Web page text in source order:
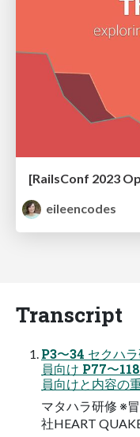
eileencodes
Transcript
P3〜34 セクハ
員向け P77〜
員向けと内容の
マタハラ研修 ※
社HEART